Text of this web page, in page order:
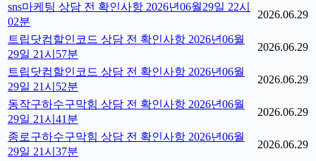
sns마케팅 상담 전 확인사항 2026년06월29일 22시
02분
2026.06.29
트립닷컴할인코드 상담 전 확인사항 2026년06월
29일 21시57분
2026.06.29
트립닷컴할인코드 상담 전 확인사항 2026년06월
29일 21시52분
2026.06.29
동작구하수구막힘 상담 전 확인사항 2026년06월
29일 21시41분
2026.06.29
종로구하수구막힘 상담 전 확인사항 2026년06월
29일 21시37분
2026.06.29